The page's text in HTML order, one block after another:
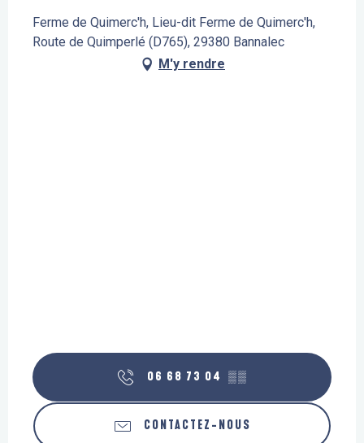
Ferme de Quimerc'h, Lieu-dit Ferme de Quimerc'h,
Route de Quimperlé (D765), 29380 Bannalec
M'y rendre
06 68 73 04 ▒▒
CONTACTEZ-NOUS